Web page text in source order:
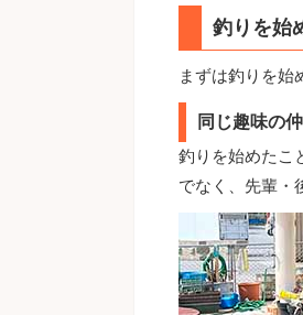
釣りを始
まずは釣りを始
同じ趣味の
釣りを始めたこ
でなく、先輩・